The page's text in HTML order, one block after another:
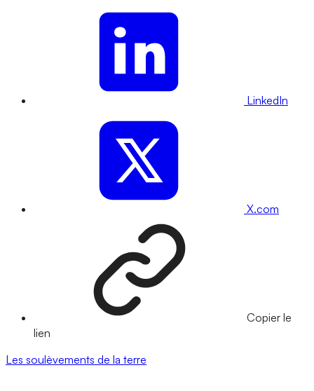
LinkedIn
X.com
Copier le
lien
Les soulèvements de la terre